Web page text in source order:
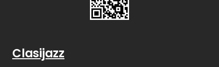
Clasijazz